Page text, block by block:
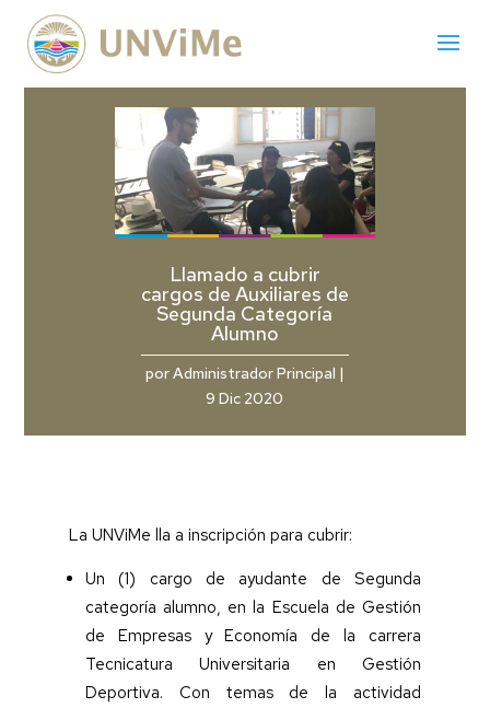
Llamado a cubrir
cargos de Auxiliares de
Segunda Categoría
Alumno
porAdministrador Principal |
9 Dic 2020
La UNViMe lla a inscripción para cubrir:
Un (1) cargo de ayudante de Segunda
categoría alumno, en la Escuela de Gestión
de Empresas y Economía de la carrera
Tecnicatura Universitaria en Gestión
Deportiva. Con temas de la actividad